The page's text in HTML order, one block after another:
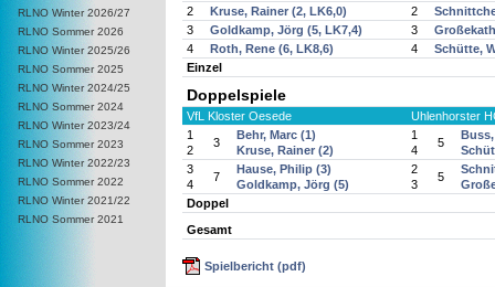
RLNO Winter 2026/27
RLNO Sommer 2026
RLNO Winter 2025/26
RLNO Sommer 2025
RLNO Winter 2024/25
RLNO Sommer 2024
RLNO Winter 2023/24
RLNO Sommer 2023
RLNO Winter 2022/23
RLNO Sommer 2022
RLNO Winter 2021/22
RLNO Sommer 2021
2
Kruse, Rainer (2, LK6,0) 2
3
Goldkamp, Jörg (5, LK7,4) 3
4
Roth, Rene (6, LK8,6) 4
Schütte,
Einzel
Doppelspiele
VfL Kloster Oesede
Uhlenhorster
1
2
3
Behr, Marc (1)
Kruse, Rainer (2)
1
4
5
3
4
7
Hause, Philip (3)
Goldkamp, Jörg (5)
2
3
5
Doppel
Gesamt
Spielbericht (pdf)